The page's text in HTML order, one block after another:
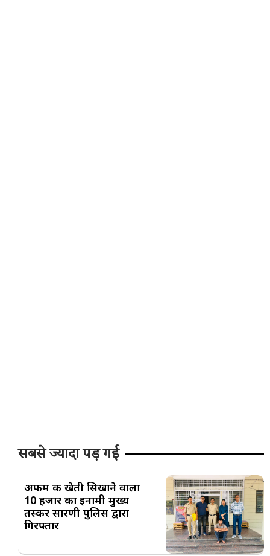
सबसे ज्यादा पड़ गई
अफीम की खेती सिखाने वाला
10 हजार का इनामी मुख्य
तस्कर सारणी पुलिस द्वारा
गिरफ्तार